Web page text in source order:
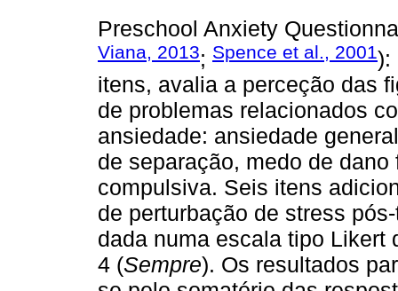
Preschool Anxiety
Viana, 2013; Spence et al., 2001):
itens, avalia a perceção das
de problemas relacionados
ansiedade: ansiedade
de separação, medo de
compulsiva. Seis itens
de perturbação de stress
dada numa escala tipo Likert
4 (Sempre). Os resultados